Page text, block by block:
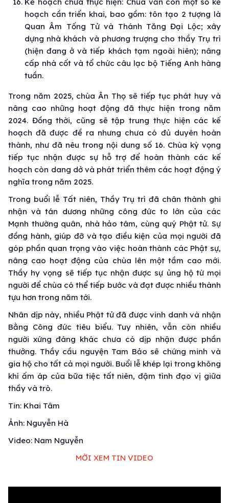
hoạch cần triển khai, bao gồm: tôn tạo 2 tượng là
Quan Âm Tống Tử và Thánh Tăng Đại Lộc; xây
dựng nhà khách và phương trượng cho thầy Trụ trì
(hiện đang ở và tiếp khách tạm ngoài hiên); nâng
cấp nhà cốt và tổ chức câu lạc bộ Tiếng Anh hàng
tuần.
Trong năm 2025, chùa Ân Thọ sẽ tiếp tục phát huy và
nâng cao những hoạt động đã thực hiện trong năm
2024. Đồng thời, cũng sẽ tập trung thực hiện các kế
hoạch đã được đề ra nhưng chưa có đủ duyên hoàn
thành, như đã nêu trong nội dung số 16. Chùa kỳ vọng
tiếp tục nhận được sự hỗ trợ để hoàn thành các kế
hoạch còn dang dở và phát triển thêm các hoạt động ý
nghĩa trong năm 2025.
Trong buổi lễ Tất niên, Thầy Trụ trì đã chân thành ghi
nhận và tán dương những công đức to lớn của các
Mạnh thường quân, nhà hảo tâm, cùng quý Phật tử. Sự
đồng hành, giúp đỡ và tạo điều kiện của mọi người đã
góp phần quan trọng vào việc hoàn thành các Phật sự,
nâng cao hoạt động của chùa lên một tầm cao mới.
Thầy hy vọng sẽ tiếp tục nhận được sự ủng hộ từ mọi
người để chùa có thể tiếp bước và đạt được nhiều thành
tựu hơn trong năm tới.
Nhân dịp này, nhiều Phật tử đã được vinh danh và nhận
Bằng Công đức tiêu biểu. Tuy nhiên, vẫn còn nhiều
người xứng đáng khác chưa có dịp nhận được phần
thưởng. Thầy cầu nguyện Tam Bảo sẽ chứng minh và
gia hộ cho tất cả mọi người. Buổi lễ khép lại trong không
khí ấm áp của bữa tiệc tất niên, đậm tình đạo vị giữa
thầy và trò.
Tin: Khai Tâm
Ảnh: Nguyễn Hà
Video: Nam Nguyễn
MỜI XEM TIN VIDEO